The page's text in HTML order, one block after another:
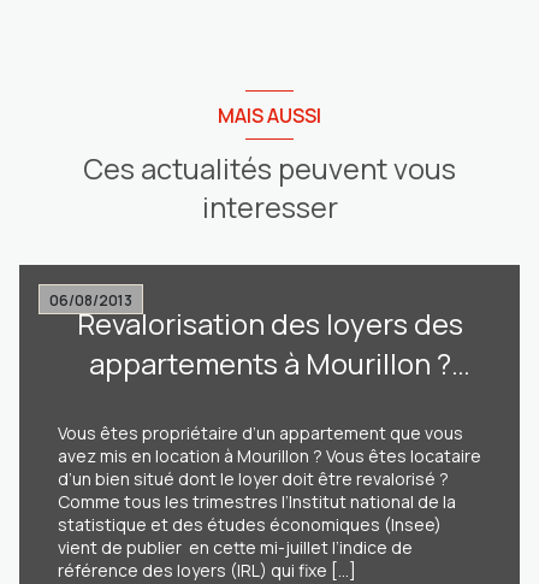
MAIS AUSSI
Ces actualités peuvent vous
interesser
06/08/2013
Revalorisation des loyers des
appartements à Mourillon ?
Vous êtes propriétaire d’un appartement que vous
avez mis en location à Mourillon ? Vous êtes locataire
d’un bien situé dont le loyer doit être revalorisé ?
Comme tous les trimestres l’Institut national de la
statistique et des études économiques (Insee)
vient de publier en cette mi-juillet l’indice de
référence des loyers (IRL) qui fixe [...]